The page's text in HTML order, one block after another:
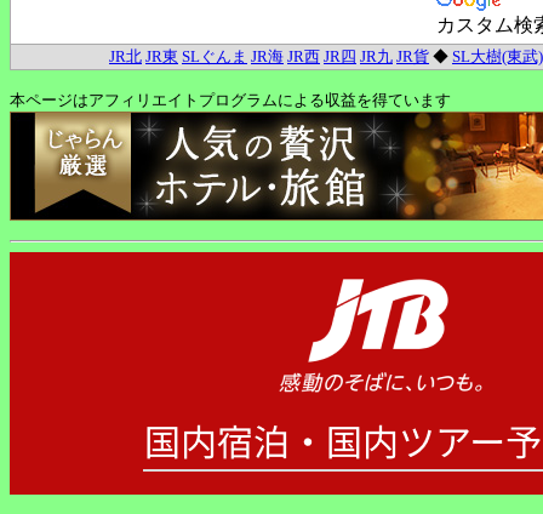
カスタム検
JR北 JR東 SLぐんま JR海 JR西 JR四 JR九 JR貨 ◆ SL大樹(東武)
本ページはアフィリエイトプログラムによる収益を得ています